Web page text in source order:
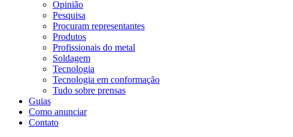
Opinião
Pesquisa
Procuram representantes
Produtos
Profissionais do metal
Soldagem
Tecnologia
Tecnologia em conformação
Tudo sobre prensas
Guias
Como anunciar
Contato